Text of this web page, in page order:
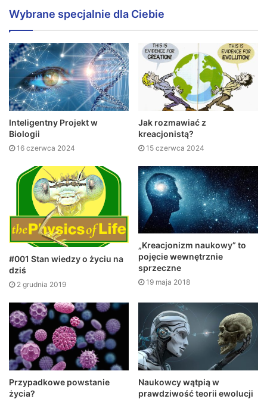
Wybrane specjalnie dla Ciebie
Inteligentny Projekt w
Biologii
16 czerwca 2024
Jak rozmawiać z
kreacjonistą?
15 czerwca 2024
#001 Stan wiedzy o życiu na
dziś
2 grudnia 2019
„Kreacjonizm naukowy” to
pojęcie wewnętrznie
sprzeczne
19 maja 2018
Przypadkowe powstanie
życia?
Naukowcy wątpią w
prawdziwość teorii ewolucji